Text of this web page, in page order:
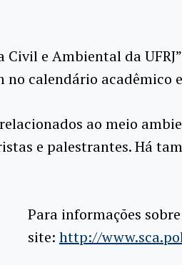
e Ambiental da
calendário acadêmico
ao meio
e palestrantes. Há
Para informações
site: http://